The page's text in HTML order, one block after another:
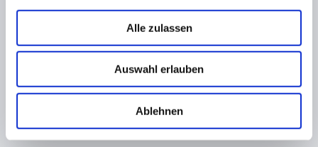
Alle zulassen
Auswahl erlauben
Ablehnen